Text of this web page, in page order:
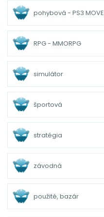
pohybová - PS3 MOVE
RPG - MMORPG
simulátor
športová
stratégia
závodná
použité, bazár